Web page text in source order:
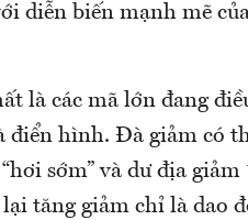
diễn biến mạnh mẽ
là các mã lớn đang
điển hình. Đà giảm có
sớm” và dư địa giảm
tăng giảm chỉ là dao